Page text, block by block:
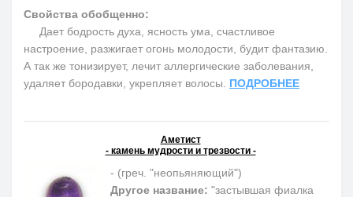
Свойства обобщенно:
Дает бодрость духа, ясность ума, счастливое
настроение, разжигает огонь молодости, будит фантазию.
А так же тонизирует, лечит аллергические заболевания,
удаляет бородавки, укрепляет волосы. ПОДРОБНЕЕ
Аметист
- камень мудрости и трезвости -
- (греч. "неопьяняющий")
Другое название: "застывшая фиалка